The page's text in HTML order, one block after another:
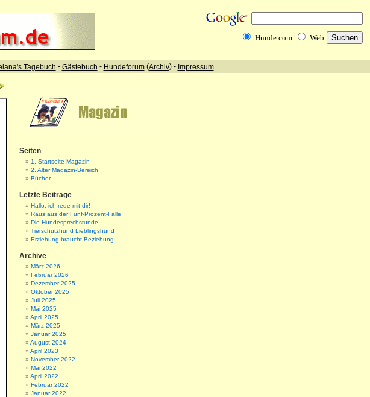
Seiten
1. Startseite Magazin
2. Alter Magazin-Bereich
Bücher
Letzte Beiträge
Hallo, ich rede mit dir!
Raus aus der Fünf-Prozent-Falle
Die Hundesprechstunde
Tierschutzhund Lieblingshund
Erziehung braucht Beziehung
Archive
März 2026
Februar 2026
Dezember 2025
Oktober 2025
Juli 2025
Mai 2025
April 2025
März 2025
Januar 2025
August 2024
April 2023
November 2022
Mai 2022
April 2022
Februar 2022
Januar 2022